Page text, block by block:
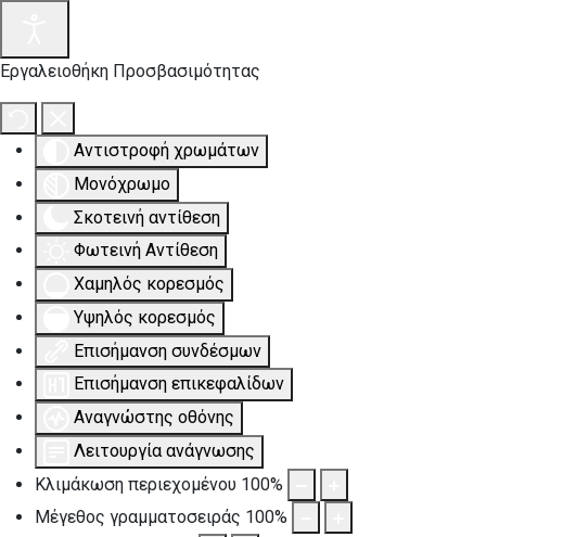
Εργαλειοθήκη Προσβασιμότητας
Αντιστροφή χρωμάτων
Μονόχρωμο
Σκοτεινή αντίθεση
Φωτεινή Αντίθεση
Χαμηλός κορεσμός
Υψηλός κορεσμός
Επισήμανση συνδέσμων
Επισήμανση επικεφαλίδων
Αναγνώστης οθόνης
Λειτουργία ανάγνωσης
Κλιμάκωση περιεχομένου 100%
Μέγεθος γραμματοσειράς 100%